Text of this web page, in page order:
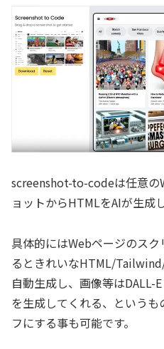
screenshot-to-codeは任意の
ョットからHTMLをAIが生成
具体的にはWebページのス
るときれいなHTML/
自動生成し、画像等はDALL-
を生成してくれる、というも
フにする事も可能です。